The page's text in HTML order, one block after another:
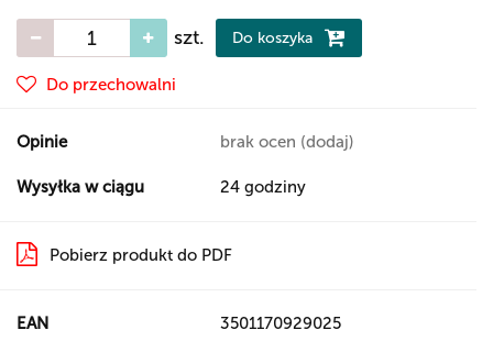
szt. Do koszyka
Do przechowalni
Opinie brak ocen (dodaj)
Wysyłka w ciągu 24 godziny
Pobierz produkt do PDF
EAN 3501170929025